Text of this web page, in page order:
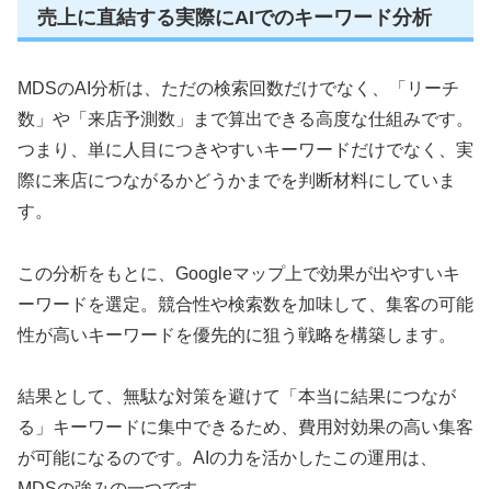
売上に直結する実際にAIでのキーワード分析
MDSのAI分析は、ただの検索回数だけでなく、「リーチ
数」や「来店予測数」まで算出できる高度な仕組みです。
つまり、単に人目につきやすいキーワードだけでなく、実
際に来店につながるかどうかまでを判断材料にしていま
す。
この分析をもとに、Googleマップ上で効果が出やすいキ
ーワードを選定。競合性や検索数を加味して、集客の可能
性が高いキーワードを優先的に狙う戦略を構築します。
結果として、無駄な対策を避けて「本当に結果につなが
る」キーワードに集中できるため、費用対効果の高い集客
が可能になるのです。AIの力を活かしたこの運用は、